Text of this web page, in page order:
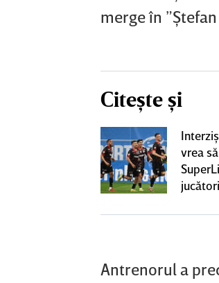
merge în ”Ştefan
Citește și
vrea
Antrenorul a